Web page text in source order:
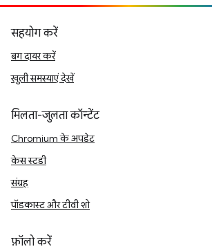
सहयोग करें
बग दायर करें
खुली समस्याएं देखें
मिलता-जुलता कॉन्टेंट
Chromium के अपडेट
केस स्टडी
संग्रह
पॉडकास्ट और टीवी शो
फ़ॉलो करें